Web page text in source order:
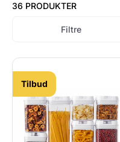
36 PRODUKTER
Filtre
Tilbud